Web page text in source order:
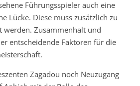
Führungsspieler auch eine
Lücke. Diese muss zusätzlich zu
werden. Zusammenhalt und
entscheidende Faktoren für die
Zagadou noch Neuzugang